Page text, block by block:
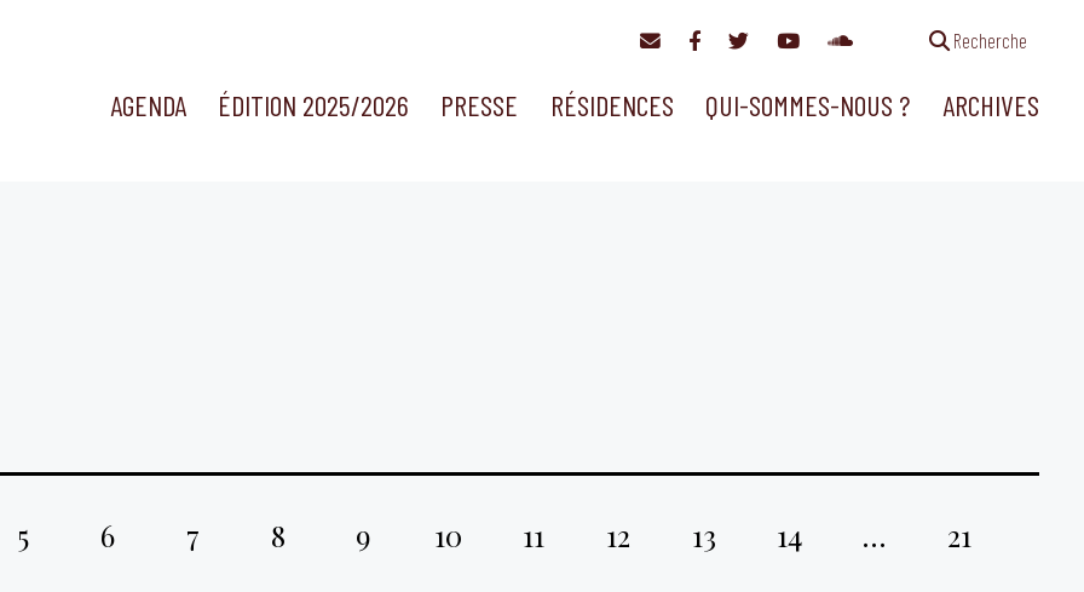
Recherche
AGENDA ÉDITION 2025/2026 PRESSE RÉSIDENCES QUI-SOMMES-NOUS ? ARCHIVES
5 6 7 8 9 10 11 12 13 14 … 21